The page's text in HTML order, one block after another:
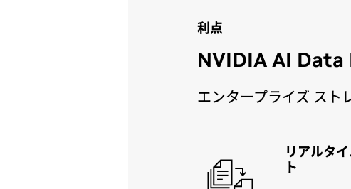
利点
NVIDIA AI Data
エンタープライズ スト
リアルタ
ト